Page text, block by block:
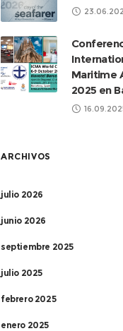
Maritime
2025 en
ARCHIVOS
julio 2026
junio 2026
septiembre 2025
julio 2025
febrero 2025
enero 2025